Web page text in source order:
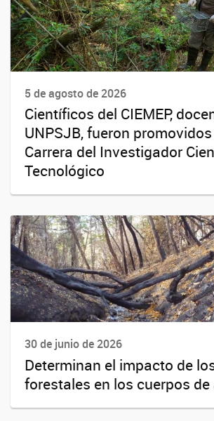
5 de agosto de 2026
Científicos del CIEMEP,
UNPSJB, fueron
Carrera del Investigador
Tecnológico
30 de junio de 2026
Determinan el impacto de
forestales en los cuerpos de